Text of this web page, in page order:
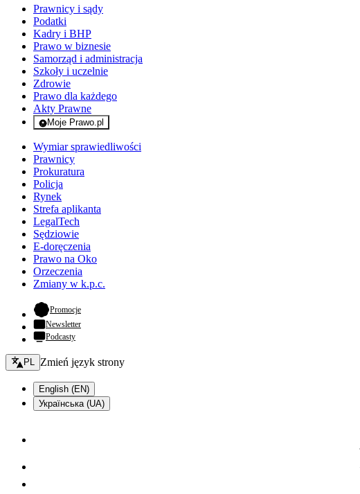
Prawnicy i sądy
Podatki
Kadry i BHP
Prawo w biznesie
Samorząd i administracja
Szkoły i uczelnie
Zdrowie
Prawo dla każdego
Akty Prawne
Moje Prawo.pl
- rejestracja i logowanie do serwisu
Wymiar sprawiedliwości
Prawnicy
Prokuratura
Policja
Rynek
Strefa aplikanta
LegalTech
Sędziowie
E-doręczenia
Prawo na Oko
Orzeczenia
Zmiany w k.p.c.
Promocje- otwiera się w nowej karcie
Newsletter
Podcasty
Zmień język - bieżący:
PL Zmień język strony
English (EN)
Українська (UA)